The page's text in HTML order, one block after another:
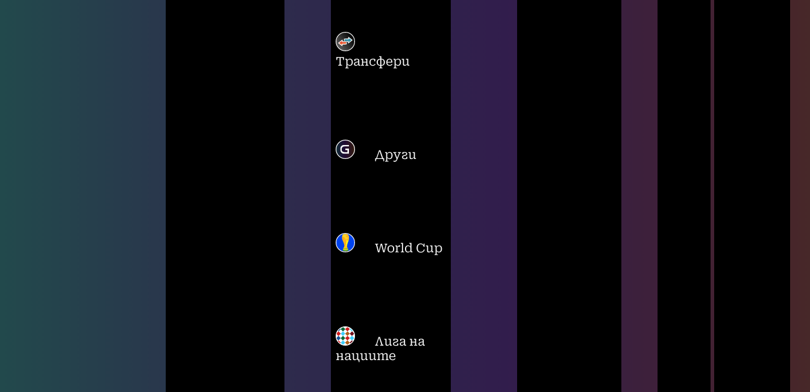
Трансфери
Други
World Cup
Лига на
нациите